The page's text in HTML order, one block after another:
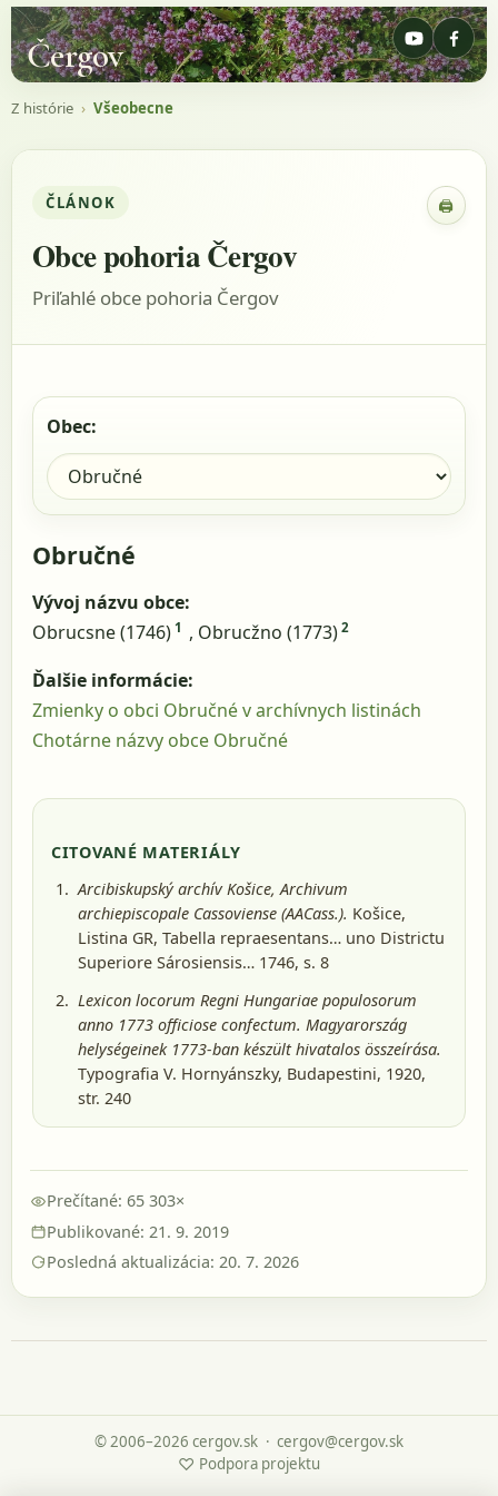
Čergov
Z histórie › Všeobecne
ČLÁNOK 🖨
Obce pohoria Čergov
Priľahlé obce pohoria Čergov
Obec:
Obručné
Vývoj názvu obce:
Obrucsne (1746) 1 , Obrucžno (1773) 2
Ďalšie informácie:
Zmienky o obci Obručné v archívnych listinách
Chotárne názvy obce Obručné
CITOVANÉ MATERIÁLY
Arcibiskupský archív Košice, Archivum
archiepiscopale Cassoviense (AACass.). Košice,
Listina GR, Tabella repraesentans… uno Districtu
Superiore Sárosiensis… 1746, s. 8
Lexicon locorum Regni Hungariae populosorum
anno 1773 officiose confectum. Magyarország
helységeinek 1773-ban készült hivatalos összeírása.
Typografia V. Hornyánszky, Budapestini, 1920,
str. 240
Prečítané: 65 303×
Publikované: 21. 9. 2019
Posledná aktualizácia: 20. 7. 2026
© 2006–2026 cergov.sk
♡ Podpora projektu
· cergov@cergov.sk